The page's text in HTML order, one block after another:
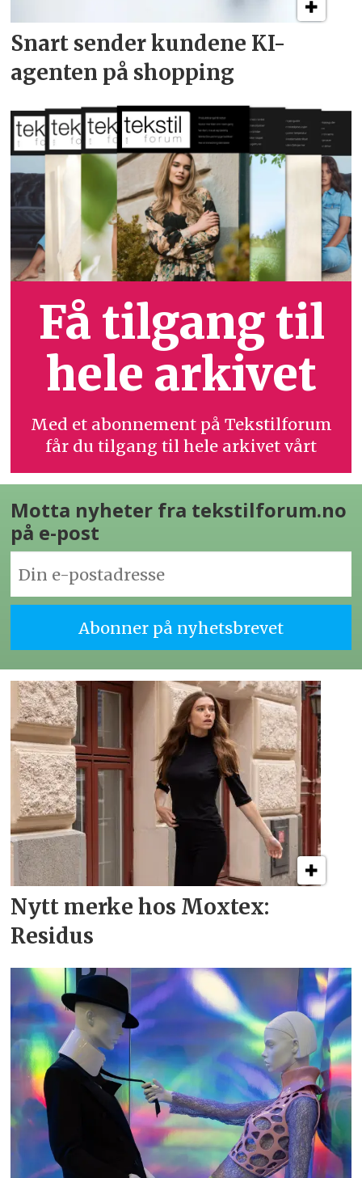
Snart sender kundene KI-
agenten på shopping
Få tilgang til
hele arkivet
Med et abonnement på Tekstilforum
får du tilgang til hele arkivet vårt
Motta nyheter fra tekstilforum.no
på e-post
Nytt merke hos Moxtex:
Residus